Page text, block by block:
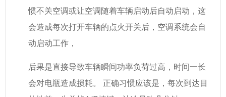
惯不关空调或让空调随着车辆启动后自动启动，这
会造成每次打开车辆的点火开关后， 空调系统会自
动启动工作，
后果是直接导致车辆瞬间功率负荷过高，时间一长
会对电瓶造成损耗。 正确习惯应该是，每次到达目